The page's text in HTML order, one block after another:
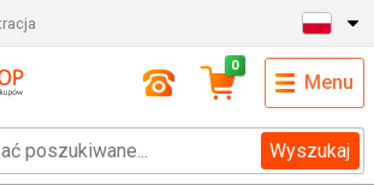
Wyszukaj
0
Menu